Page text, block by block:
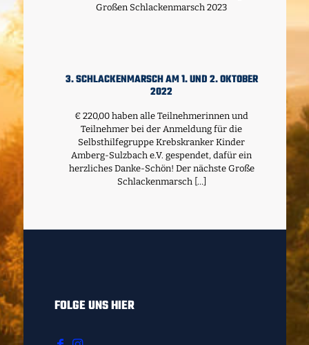
Großen Schlackenmarsch 2023
3. SCHLACKENMARSCH AM 1. UND 2. OKTOBER
2022
€ 220,00 haben alle Teilnehmerinnen und
Teilnehmer bei der Anmeldung für die
Selbsthilfegruppe Krebskranker Kinder
Amberg-Sulzbach e.V. gespendet, dafür ein
herzliches Danke-Schön! Der nächste Große
Schlackenmarsch[…]
FOLGE UNS HIER